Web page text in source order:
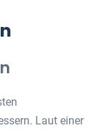
Laut einer